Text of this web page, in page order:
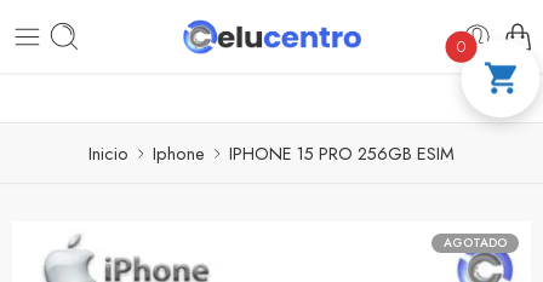
PAGA A CUOTAS CON ADDI COMPRA 100
Inicio Iphone IPHONE 15 PRO 256GB ESIM
AGOTADO
0